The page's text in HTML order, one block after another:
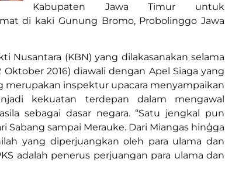
Kabupaten Jawa Timur untuk
di kaki Gunung Bromo, Probolinggo Jawa
Nusantara (KBN) yang dilakasanakan selama
2016) diawali dengan Apel Siaga yang
merupakan inspektur upacara menyampaikan
kekuatan terdepan dalam mengawal
sebagai dasar negara. “Satu jengkal pun
Sabang sampai Merauke. Dari Miangas hinģga
yang diperjuangkan oleh para ulama dan
adalah penerus perjuangan para ulama dan